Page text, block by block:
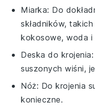
Miarka: Do
składników,
kokosowe, woda i
Deska do krojenia
suszonych wiśni,
Nóż: Do krojenia
konieczne.